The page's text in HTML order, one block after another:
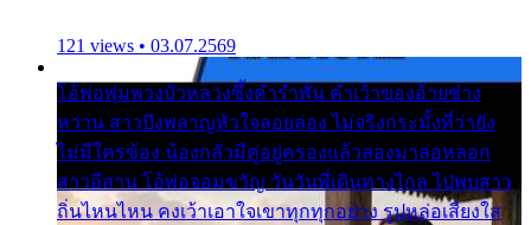
121 views • 03.07.2569
โอ้พ่อพุ่มพวงบัวหลวงซึ้งคำรำพัน คำเว้าของอ้ายช่าง
หวาน สาวบึงพลาญหัวใจลอยล่อง ไม่จริงกระมั้งที่ว่ายัง
ไม่มีใครข้อง น้องกลัวมีคู่อยู่ครองแล้วลองมาล่อหลอก
สาวอีสาน โอ้พ่อจอมขวัญ วันวันพี่เดินทางไกล ไปพบสาว
ถิ่นไหนไหน คงเว้าเอาใจเขาทุกทุกอย่าง รูปหล่อเสียงใส